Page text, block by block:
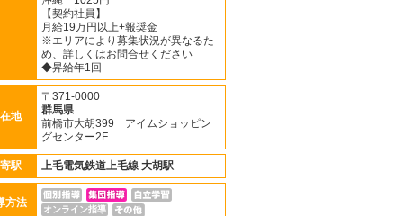
【契約社員】
月給19万円以上+報奨金
※エリアにより募集状況が異なるた
め、詳しくはお問合せください
◆昇給年1回
地
〒371-0000
群馬県
前橋市大胡399 アイムショッピン
グセンター2F
駅 上毛電気鉄道上毛線 大胡駅
方法
オンライン指導